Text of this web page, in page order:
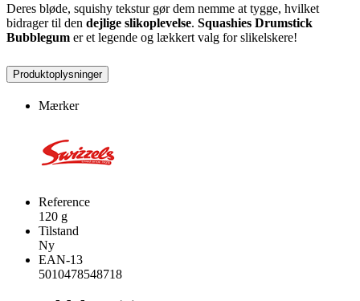
Deres bløde, squishy tekstur gør dem nemme at tygge, hvilket
bidrager til den dejlige slikoplevelse. Squashies Drumstick
Bubblegum er et legende og lækkert valg for slikelskere!
Produktoplysninger
Mærker
Reference
120 g
Tilstand
Ny
EAN-13
5010478548718